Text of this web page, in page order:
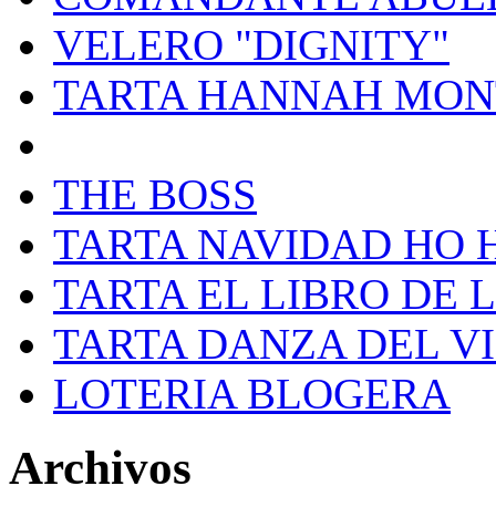
VELERO "DIGNITY"
TARTA HANNAH
THE BOSS
TARTA NAVIDAD HO
TARTA EL LIBRO DE
TARTA DANZA DEL
LOTERIA BLOGERA
Archivos